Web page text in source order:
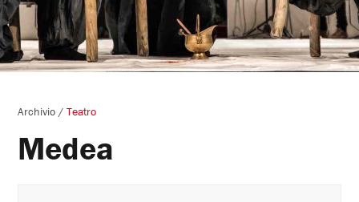
Archivio /Teatro
Medea